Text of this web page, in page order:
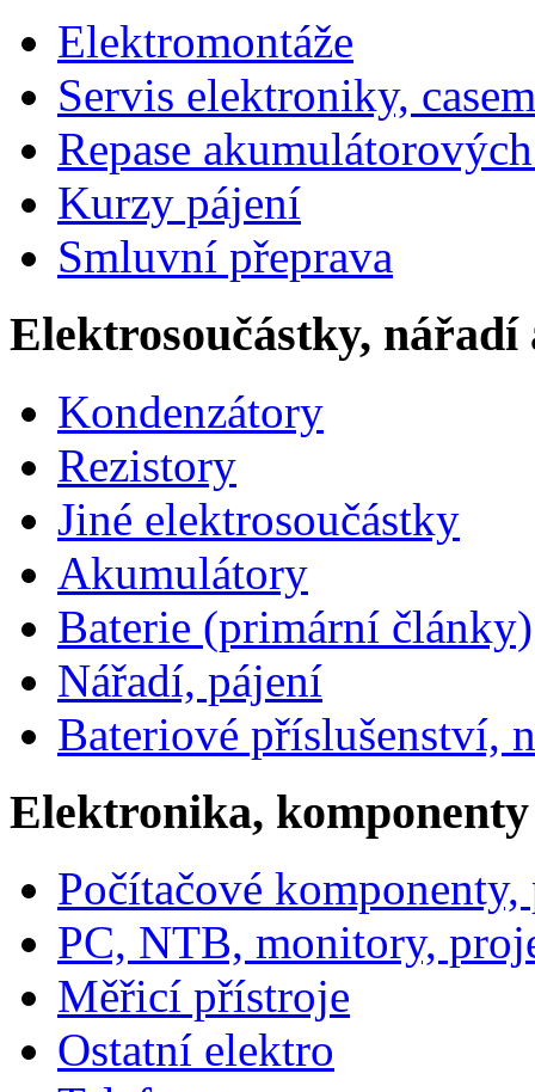
Elektromontáže
Servis elektroniky,
Repase
Kurzy pájení
Smluvní přeprava
Elektrosoučástky, nářadí
Kondenzátory
Rezistory
Jiné elektrosoučástky
Akumulátory
Baterie (primární články)
Nářadí, pájení
Bateriové příslušenství,
Elektronika, komponenty
Počítačové
PC, NTB, monitory,
Měřicí přístroje
Ostatní elektro